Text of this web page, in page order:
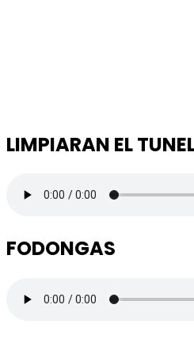
LIMPIARAN EL
FODONGAS